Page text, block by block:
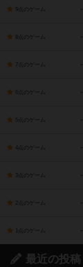
9点のゲーム -
8点のゲーム -
7点のゲーム -
6点のゲーム -
5点のゲーム -
4点のゲーム -
3点のゲーム -
2点のゲーム -
1点のゲーム -
最近の投稿